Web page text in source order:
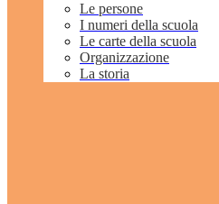
Le persone
I numeri della scuola
Le carte della scuola
Organizzazione
La storia